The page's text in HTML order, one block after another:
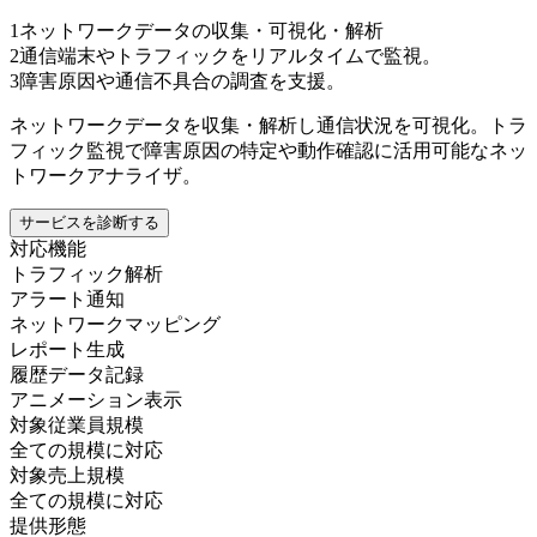
1 ネットワークデータの収集・可視化・解析
2通信端末やトラフィックをリアルタイムで監視。
3障害原因や通信不具合の調査を支援。
ネットワークデータを収集・解析し通信状況を可視化。トラ
フィック監視で障害原因の特定や動作確認に活用可能なネッ
トワークアナライザ。
サービスを診断する
対応機能
トラフィック解析
アラート通知
ネットワークマッピング
レポート生成
履歴データ記録
アニメーション表示
対象従業員規模
全ての規模に対応
対象売上規模
全ての規模に対応
提供形態